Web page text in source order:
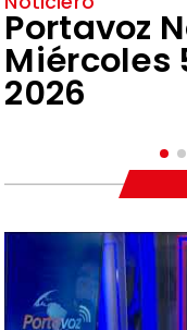
Portavoz
Miércoles
2026